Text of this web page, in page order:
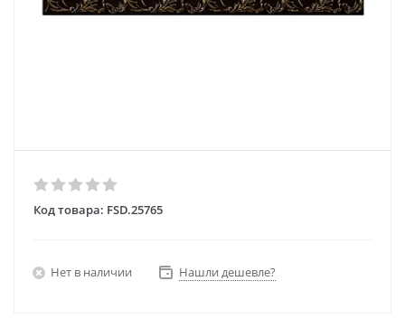
Код товара: FSD.25765
Нет в наличии Нашли дешевле?